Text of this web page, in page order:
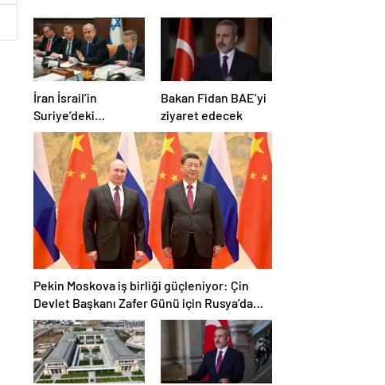
İran İsrail’in
Suriye’deki
saldırılarını kınadı
Bakan Fidan BAE’yi
ziyaret edecek
Pekin Moskova iş birliği güçleniyor: Çin
Devlet Başkanı Zafer Günü için Rusya’da
olacak